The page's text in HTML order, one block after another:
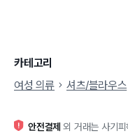
카테고리
여성 의류
셔츠/블라우스
안전결제 외 거래는 사기